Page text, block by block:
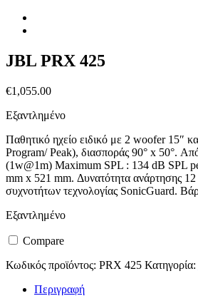
JBL PRX 425
€1,055.00
Εξαντλημένο
Παθητικό ηχείο ειδικό με 2 woofer 15″
Program/ Peak), διασποράς 90° x 50°.
(1w@1m) Maximum SPL : 134 dB SPL
mm x 521 mm. Δυνατότητα ανάρτησης
συχνοτήτων τεχνολογίας SonicGuard.
Εξαντλημένο
Compare
Κωδικός προϊόντος: PRX 425 Κατηγορία:
Περιγραφή